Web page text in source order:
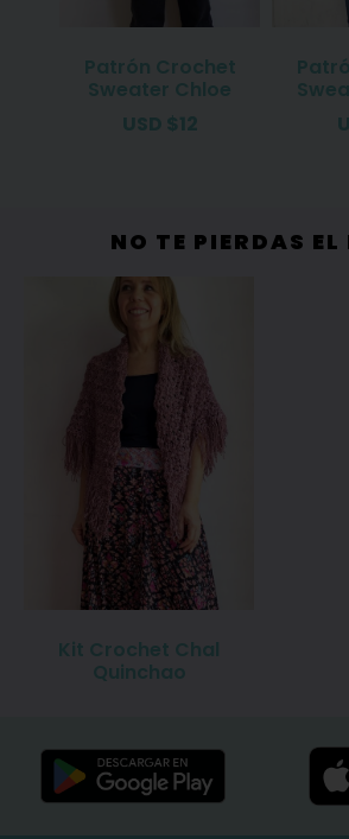
Patrón Crochet
Sweater Chloe
USD $12
NO TE PIERDAS
Kit Crochet Chal
Quinchao